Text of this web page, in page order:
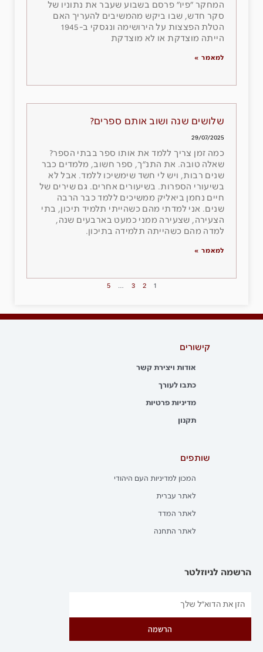
המחקר ״פיו״ פרסם בשבוע שעבר את נתוניו של
סקר חדש, שבו ביקש מהמשיבים להעריך האם
הטלת הפצצות על הירושימה ונגסקי ב-1945
הייתה מוצדקת או לא מוצדקת
למאמר »
שלושים שנה ושוב אותם ספרים?
29/07/2025
כמה זמן צריך ללמד את אותו ספר בבתי הספר?
שאלה טובה. את התנ״ך, ספר חשוב, מלמדים כבר
שנים רבות, ויש לי חשד שימשיכו ללמד. אבל לא
בשיעורי הספרות. בשיעורים אחרים. גם שירים של
חיים נחמן ביאליק ממשיכים ללמד כבר הרבה
שנים. אני למדתי מהם כשהייתי תלמיד תיכון, בתי
הצעירה, שצעירה ממני כמעט בארבעים שנה,
למדה מהם כשהייתה תלמידה בתיכון.
למאמר »
1
2
3
…
5
קישורים
אודות ויצירת קשר
כתבו לעורך
מדיניות פרטיות
תקנון
שותפים
המכון למדיניות העם היהודי
לאתר עברית
לאתר המדד
לאתר התחנה
הרשמה לניוזלטר
הרשמה